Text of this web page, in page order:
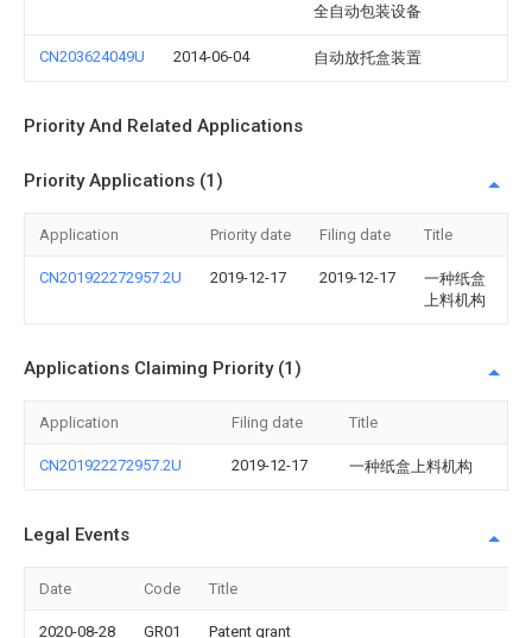
全自动包装设备
CN203624049U 2014-06-04 自动放托盒装置
Priority And Related Applications
Priority Applications (1)
Application Priority date Filing date Title
CN201922272957.2U 2019-12-17 2019-12-17
一种纸盒
上料机构
Applications Claiming Priority (1)
Application Filing date Title
CN201922272957.2U 2019-12-17 一种纸盒上料机构
Legal Events
Date Code Title
2020-08-28 GR01 Patent grant